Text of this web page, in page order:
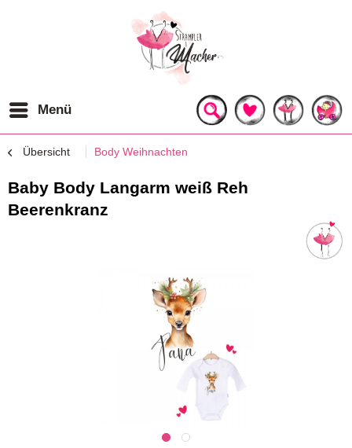
Menü
Übersicht Body Weihnachten
Baby Body Langarm weiß Reh
Beerenkranz